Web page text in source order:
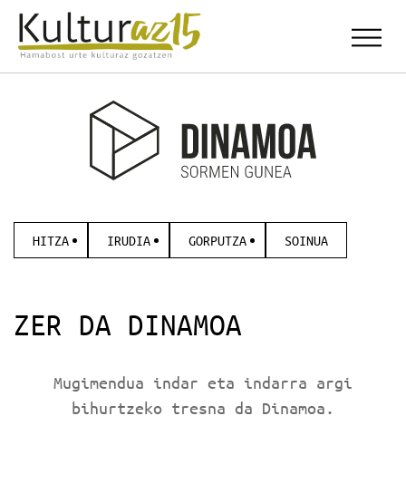
HITZA IRUDIA GORPUTZA SOINUA
ZER DA DINAMOA
Mugimendua indar eta indarra argi
bihurtzeko tresna da Dinamoa.